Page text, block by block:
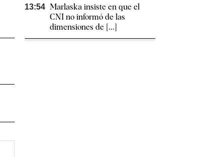
13:54 Marlaska insiste en que el
CNI no informó de las
dimensiones de [...]